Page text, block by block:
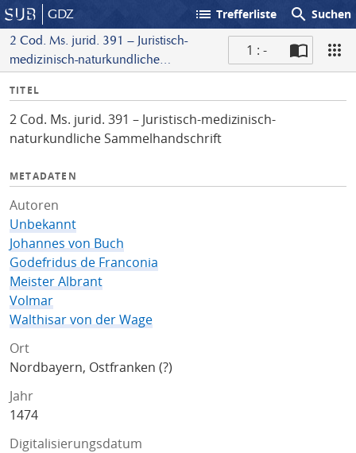
GDZ list Trefferliste search Suchen
2 Cod. Ms. jurid. 391 – Juristisch-
medizinisch-naturkundliche
1 : -
I
f
o
TITEL
2 Cod. Ms. jurid. 391 – Juristisch-medizinisch-
naturkundliche Sammelhandschrift
METADATEN
Autoren
Unbekannt
Johannes von Buch
Godefridus de Franconia
Meister Albrant
Volmar
Walthisar von der Wage
Ort
Nordbayern, Ostfranken (?)
Jahr
1474
Digitalisierungsdatum